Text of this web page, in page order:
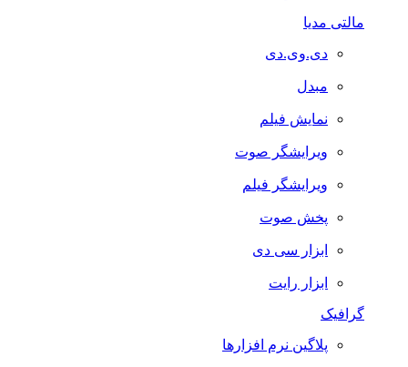
مالتی مدیا
دی.وی.دی
مبدل
نمایش فیلم
ویرایشگر صوت
ویرایشگر فیلم
پخش صوت
ابزار سی دی
ابزار رایت
گرافیک
پلاگین نرم افزارها